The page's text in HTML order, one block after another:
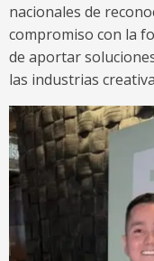
nacionales de
compromiso con la
de aportar
las industrias